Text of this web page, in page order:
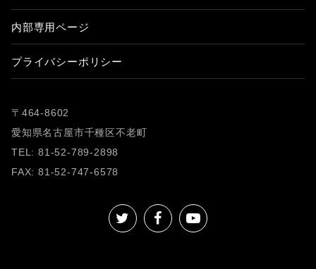
〒464-8602
愛知県名古屋市千種区不老町
TEL: 81-52-789-2898
FAX: 81-52-747-6578
内部専用ページ
プライバシーポリシー